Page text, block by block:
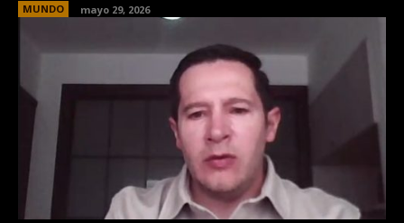
MUNDO mayo 29, 2026